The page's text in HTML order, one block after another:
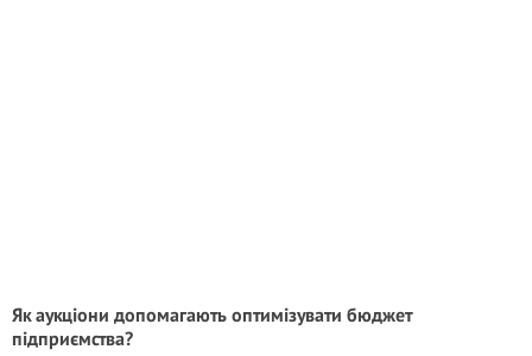
Як аукціони допомагають оптимізувати бюджет
підприємства?